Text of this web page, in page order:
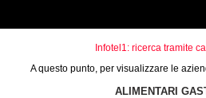
Infotel1: ricerca tramite
A questo punto, per visualizzare le
ALIMENTARI